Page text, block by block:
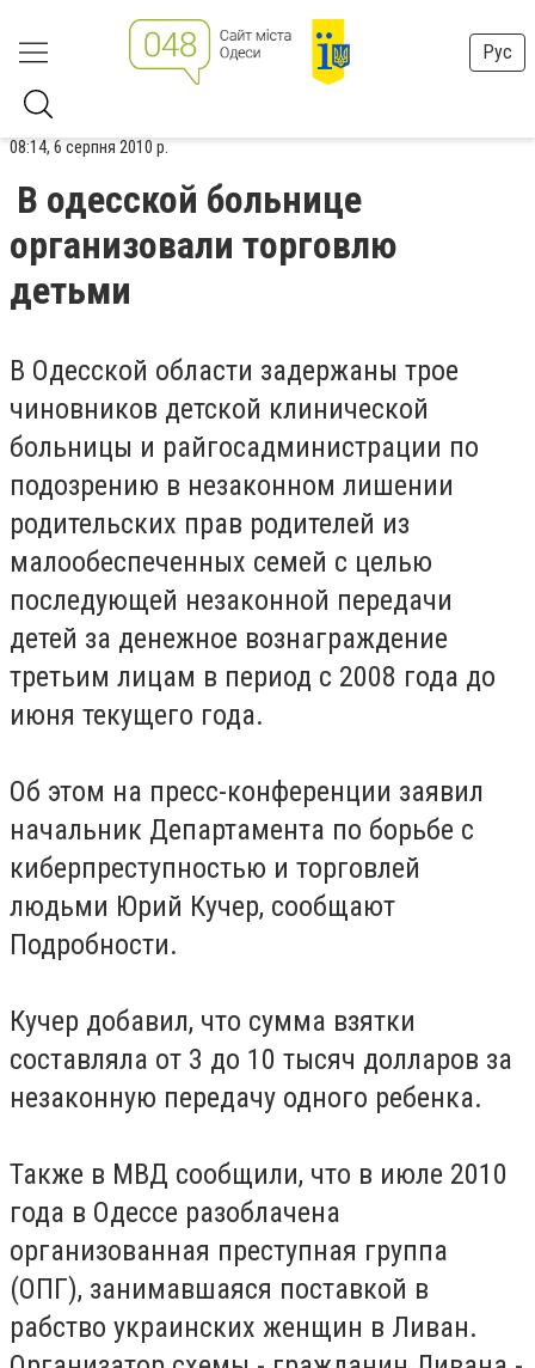
Рус
08:14, 6 серпня 2010 р.
В одесской больнице
организовали торговлю
детьми
В Одесской области задержаны трое
чиновников детской клинической
больницы и райгосадминистрации по
подозрению в незаконном лишении
родительских прав родителей из
малообеспеченных семей с целью
последующей незаконной передачи
детей за денежное вознаграждение
третьим лицам в период с 2008 года до
июня текущего года.
Об этом на пресс-конференции заявил
начальник Департамента по борьбе с
киберпреступностью и торговлей
людьми Юрий Кучер, сообщают
Подробности.
Кучер добавил, что сумма взятки
составляла от 3 до 10 тысяч долларов за
незаконную передачу одного ребенка.
Также в МВД сообщили, что в июле 2010
года в Одессе разоблачена
организованная преступная группа
(ОПГ), занимавшаяся поставкой в
рабство украинских женщин в Ливан.